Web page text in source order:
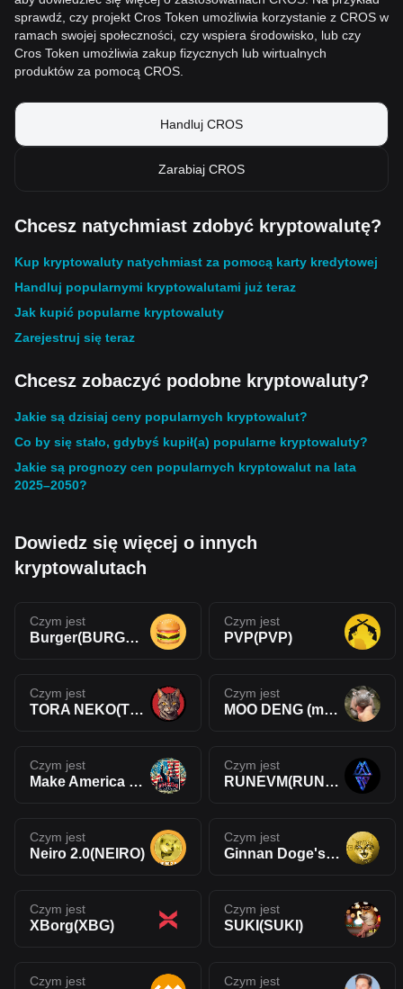
sprawdź, czy projekt Cros Token umożliwia korzystanie z CROS w
ramach swojej społeczności, czy wspiera środowisko, lub czy
Cros Token umożliwia zakup fizycznych lub wirtualnych
produktów za pomocą CROS.
Handluj CROS
Zarabiaj CROS
Chcesz natychmiast zdobyć kryptowalutę?
Kup kryptowaluty natychmiast za pomocą karty kredytowej
Handluj popularnymi kryptowalutami już teraz
Jak kupić popularne kryptowaluty
Zarejestruj się teraz
Chcesz zobaczyć podobne kryptowaluty?
Jakie są dzisiaj ceny popularnych kryptowalut?
Co by się stało, gdybyś kupił(a) popularne kryptowaluty?
Jakie są prognozy cen popularnych kryptowalut na lata
2025–2050?
Dowiedz się więcej o innych
kryptowalutach
Czym jest
Burger(BURGER)
Czym jest
PVP(PVP)
Czym jest
TORA NEKO(TORA)
Czym jest
MOO DENG (moodengmoon)(MOODENG)
Czym jest
Make America Drill Again(MADA)
Czym jest
RUNEVM(RUNEVM)
Czym jest
Neiro 2.0(NEIRO)
Czym jest
Ginnan Doge's Brother(GINNAN)
Czym jest
XBorg(XBG)
Czym jest
SUKI(SUKI)
Czym jest Czym jest